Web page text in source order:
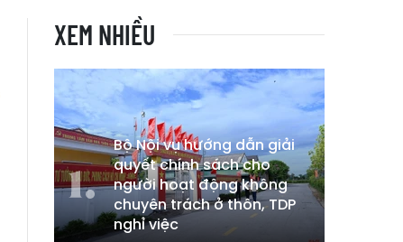
XEM NHIỀU
Bộ Nội vụ hướng dẫn giải
quyết chính sách cho
người hoạt động không
chuyên trách ở thôn, TDP
nghỉ việc